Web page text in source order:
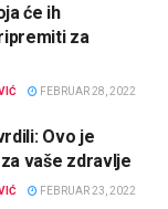
će ih
za
FEBRUAR 28, 2022
Ovo je
vaše zdravlje
FEBRUAR 23, 2022